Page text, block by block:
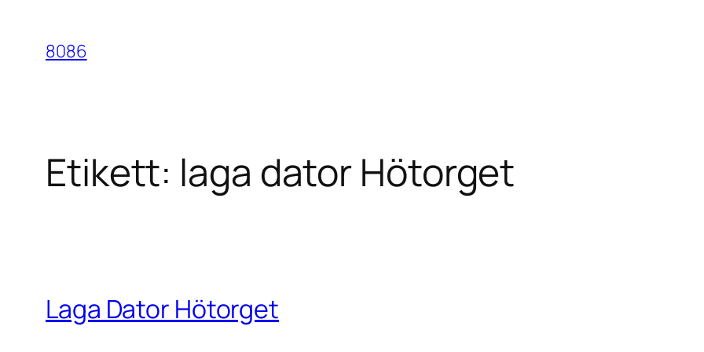
innehåll
8086
Etikett: laga dator Hötorget
Laga Dator Hötorget